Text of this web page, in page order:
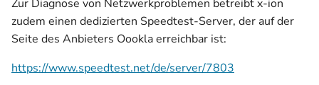
i
r
Terramaster
Ugreen
Zur Diagnose von Netzwerkproblemen betreibt x-ion
zudem einen dedizierten Speedtest-Server, der auf der
Seite des Anbieters Oookla erreichbar ist:
https://www.speedtest.net/de/server/7803